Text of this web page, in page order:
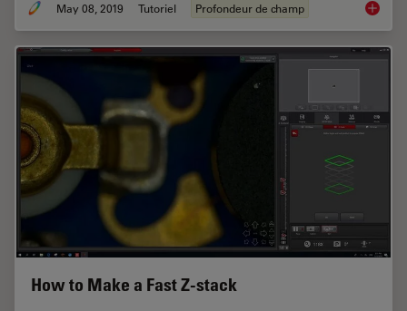
May 08, 2019 Tutoriel Profondeur de champ How
How to Make a Fast Z-stack